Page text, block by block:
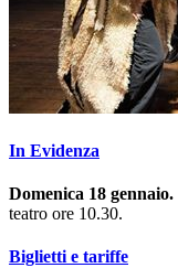
In Evidenza
Domenica 18 gennaio.
teatro ore 10.30.
Biglietti e tariffe